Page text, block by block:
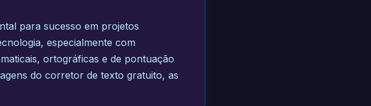
para sucesso em projetos
especialmente com
ortográficas e de pontuação
do corretor de texto gratuito, as